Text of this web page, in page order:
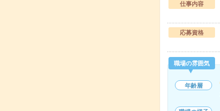
仕事内容
応募資格
職場の雰囲気
年齢層